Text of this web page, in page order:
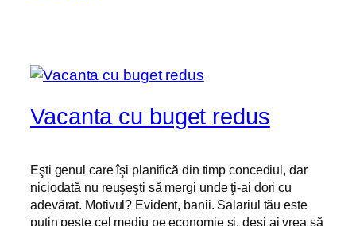
Vacanta cu buget redus
Eşti genul care îşi planifică din timp concediul, dar
niciodată nu reuşeşti să mergi unde ţi-ai dori cu
adevărat. Motivul? Evident, banii. Salariul tău este
puţin peste cel mediu pe economie şi, deşi ai vrea să